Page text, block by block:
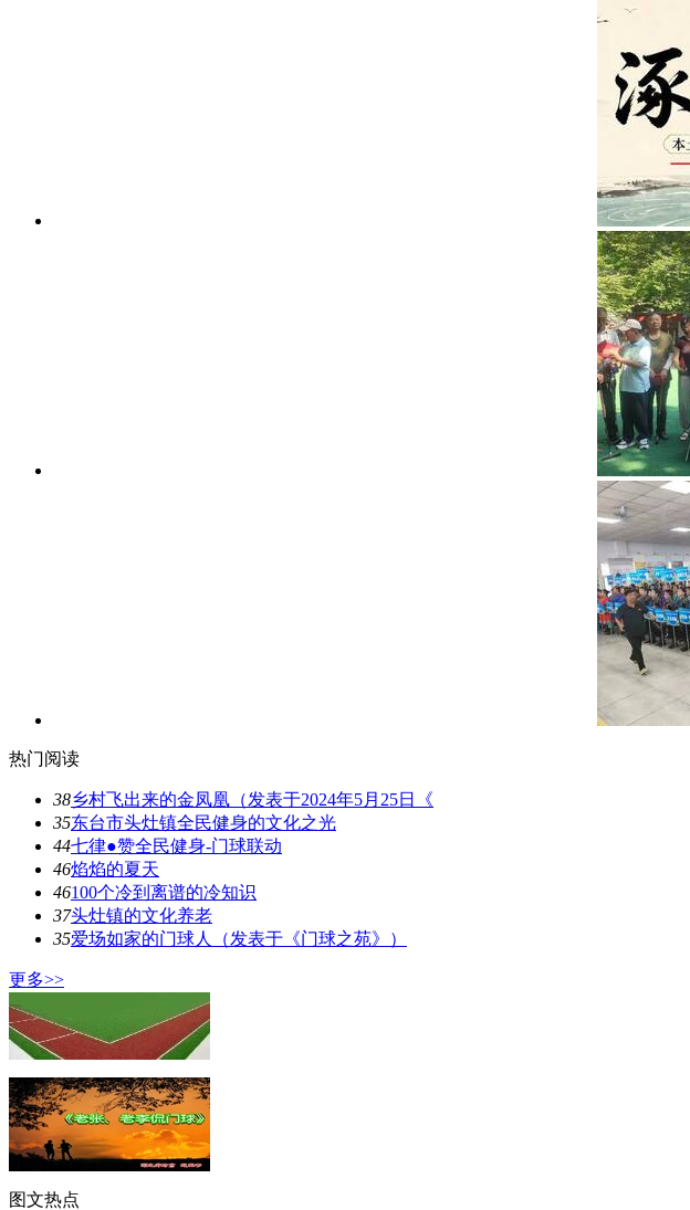
热门阅读
38乡村飞出来的金凤凰（发表于2024年5月25日《
35东台市头灶镇全民健身的文化之光
44七律●赞全民健身-门球联动
46焰焰的夏天
46100个冷到离谱的冷知识
37头灶镇的文化养老
35爱场如家的门球人（发表于《门球之苑》）
更多>>
图文热点